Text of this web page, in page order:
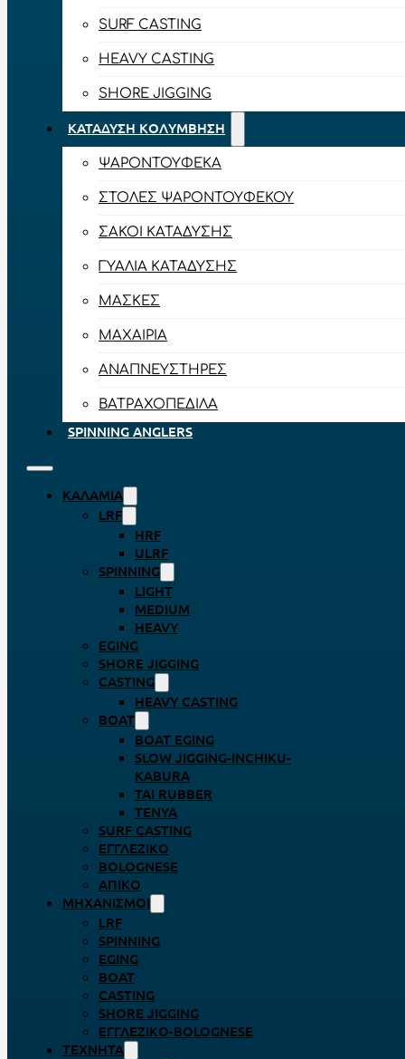
SURF CASTING
HEAVY CASTING
SHORE JIGGING
ΚΑΤΆΔΥΣΗ ΚΟΛΎΜΒΗΣΗ
ΨΑΡΟΝΤΟΎΦΕΚΑ
ΣΤΟΛΈΣ ΨΑΡΟΝΤΟΎΦΕΚΟΥ
ΣΆΚΟΙ ΚΑΤΆΔΥΣΗΣ
ΓΥΑΛΙΆ ΚΑΤΆΔΥΣΗΣ
ΜΆΣΚΕΣ
ΜΑΧΑΊΡΙΑ
ΑΝΑΠΝΕΥΣΤΉΡΕΣ
ΒΑΤΡΑΧΟΠΈΔΙΛΑ
SPINNING ANGLERS
ΚΑΛΆΜΙΑ
LRF
HRF
ULRF
SPINNING
LIGHT
MEDIUM
HEAVY
EGING
SHORE JIGGING
CASTING
HEAVY CASTING
BOAT
BOAT EGING
SLOW JIGGING-INCHIKU-
KABURA
TAI RUBBER
TENYA
SURF CASTING
ΕΓΓΛΈΖΙΚΟ
BOLOGNESE
ΑΠΊΚΟ
ΜΗΧΑΝΙΣΜΟΊ
LRF
SPINNING
EGING
BOAT
CASTING
SHORE JIGGING
ΕΓΓΛΈΖΙΚΟ-BOLOGNESE
ΤΕΧΝΗΤΆ